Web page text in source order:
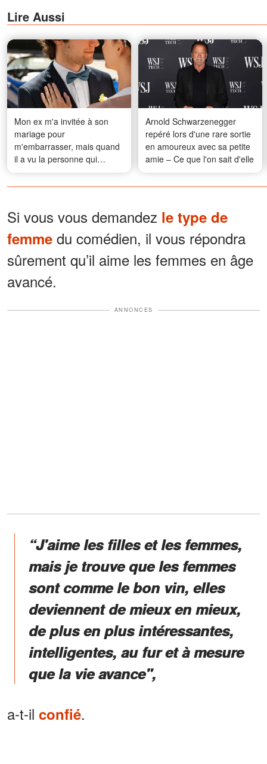
Lire Aussi
Mon ex m'a invitée à son
mariage pour
m'embarrasser, mais quand
il a vu la personne qui
m'accompagnait, il est
devenu pâle et a murmuré :
Arnold Schwarzenegger
repéré lors d'une rare sortie
en amoureux avec sa petite
amie – Ce que l'on sait d'elle
Si vous vous demandez le type de
femme du comédien, il vous répondra
sûrement qu’il aime les femmes en âge
avancé.
ANNONCES
“J'aime les filles et les femmes,
mais je trouve que les femmes
sont comme le bon vin, elles
deviennent de mieux en mieux,
de plus en plus intéressantes,
intelligentes, au fur et à mesure
que la vie avance",
a-t-il confié.